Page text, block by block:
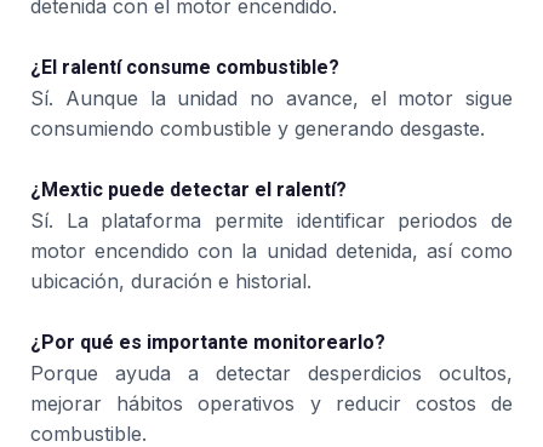
detenida con el motor encendido.
¿El ralentí consume combustible?
Sí. Aunque la unidad no avance, el motor sigue
consumiendo combustible y generando desgaste.
¿Mextic puede detectar el ralentí?
Sí. La plataforma permite identificar periodos de
motor encendido con la unidad detenida, así como
ubicación, duración e historial.
¿Por qué es importante monitorearlo?
Porque ayuda a detectar desperdicios ocultos,
mejorar hábitos operativos y reducir costos de
combustible.